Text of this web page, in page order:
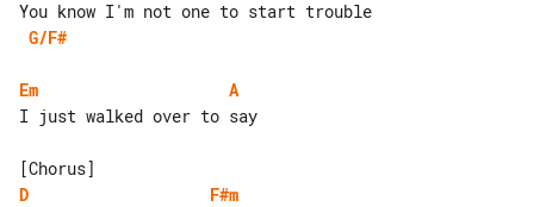
G/F#
Em
A
I just walked over to say
D
F#m